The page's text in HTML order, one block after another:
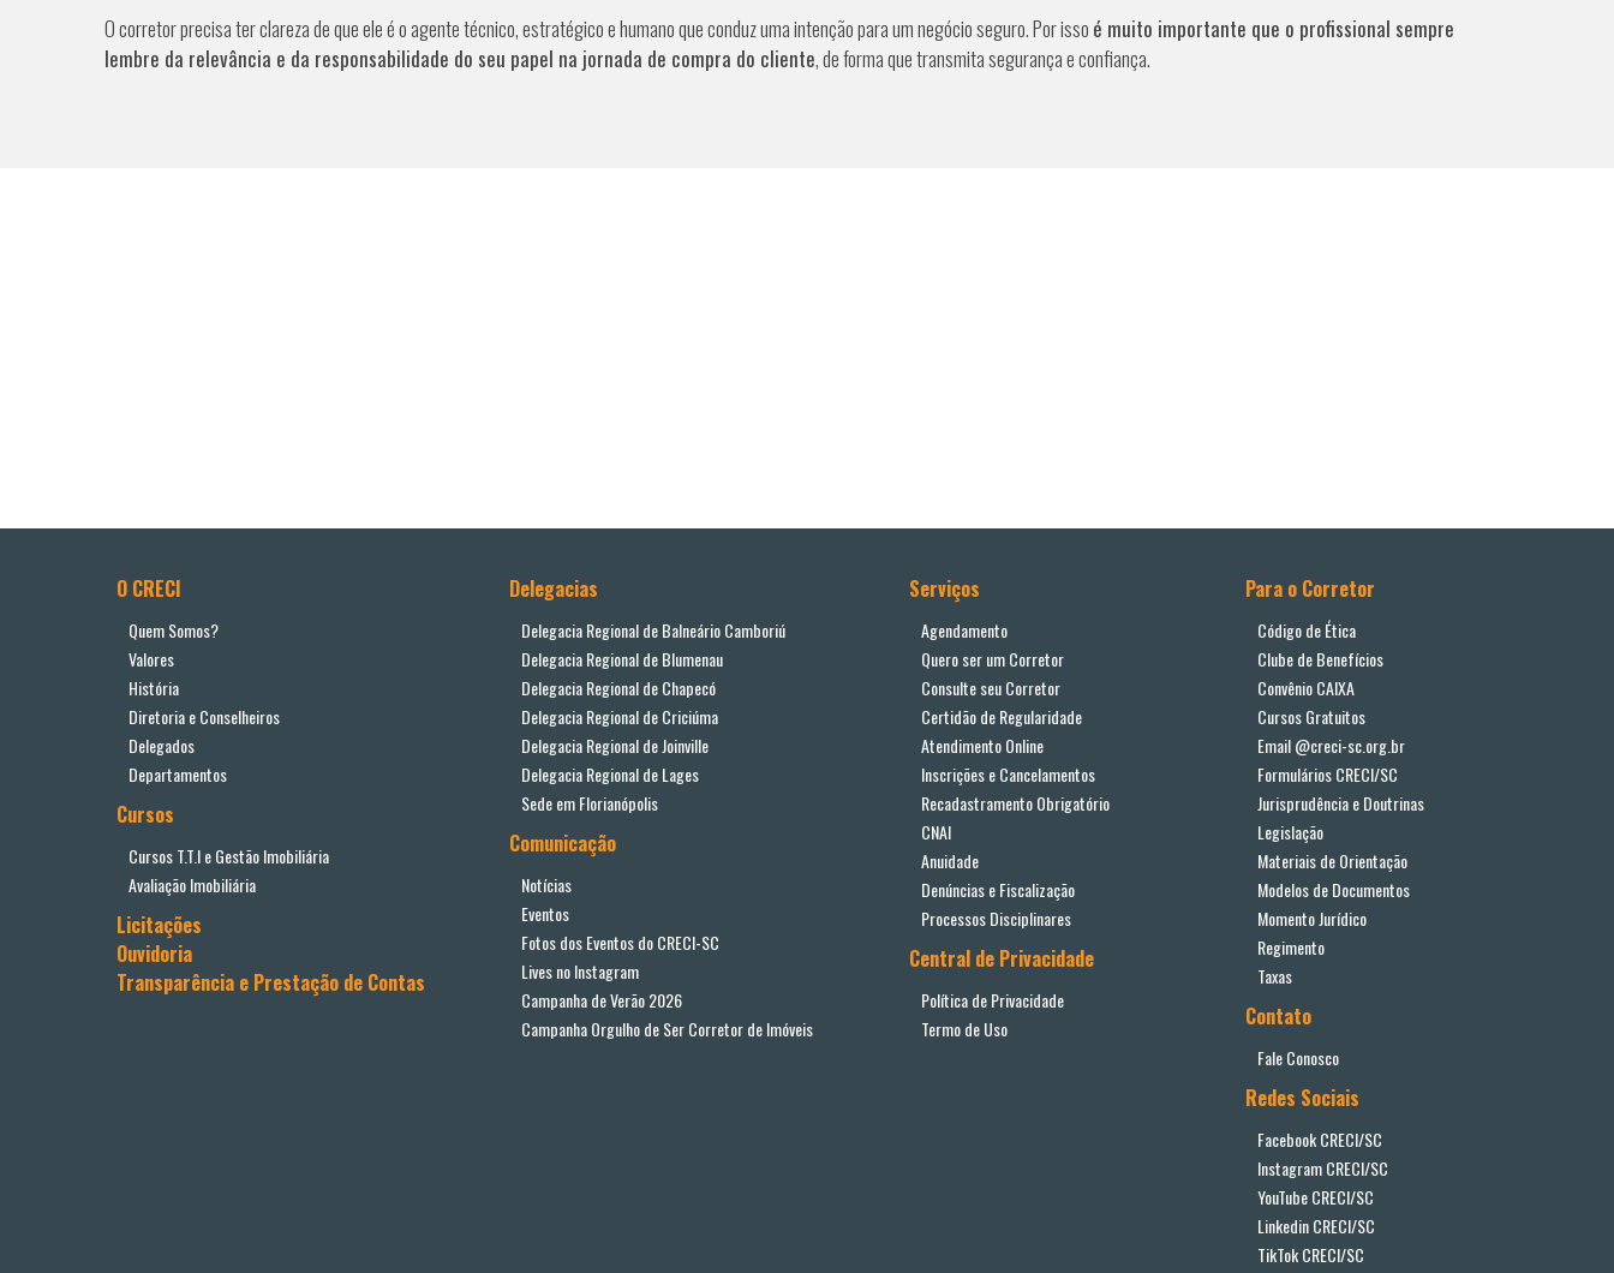
O corretor precisa ter clareza de que ele é o agente técnico, estratégico e humano que conduz uma intenção para um negócio seguro. Por isso é muito importante que o profissional sempre
lembre da relevância e da responsabilidade do seu papel na jornada de compra do cliente, de forma que transmita segurança e confiança.
O CRECI
Quem Somos?
Valores
História
Diretoria e Conselheiros
Delegados
Departamentos
Cursos
Cursos T.T.I e Gestão Imobiliária
Avaliação Imobiliária
Licitações
Ouvidoria
Transparência e Prestação de Contas
Delegacias
Delegacia Regional de Balneário Camboriú
Delegacia Regional de Blumenau
Delegacia Regional de Chapecó
Delegacia Regional de Criciúma
Delegacia Regional de Joinville
Delegacia Regional de Lages
Sede em Florianópolis
Comunicação
Notícias
Eventos
Fotos dos Eventos do CRECI-SC
Lives no Instagram
Campanha de Verão 2026
Campanha Orgulho de Ser Corretor de Imóveis
Serviços
Agendamento
Quero ser um Corretor
Consulte seu Corretor
Certidão de Regularidade
Atendimento Online
Inscrições e Cancelamentos
Recadastramento Obrigatório
CNAI
Anuidade
Denúncias e Fiscalização
Processos Disciplinares
Central de Privacidade
Política de Privacidade
Termo de Uso
Para o Corretor
Código de Ética
Clube de Benefícios
Convênio CAIXA
Cursos Gratuitos
Email @creci-sc.org.br
Formulários CRECI/SC
Jurisprudência e Doutrinas
Legislação
Materiais de Orientação
Modelos de Documentos
Momento Jurídico
Regimento
Taxas
Contato
Fale Conosco
Redes Sociais
Facebook CRECI/SC
Instagram CRECI/SC
YouTube CRECI/SC
Linkedin CRECI/SC
TikTok CRECI/SC